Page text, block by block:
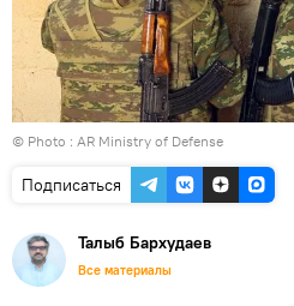
© Photo : AR Ministry of Defense
Подписаться
Талыб Бархудаев
Все материалы